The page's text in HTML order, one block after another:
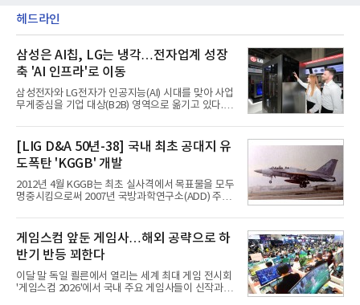
헤드라인
삼성은 AI칩, LG는 냉각…전자업계 성장
축 'AI 인프라'로 이동
삼성전자와 LG전자가 인공지능(AI) 시대를 맞아 사업
무게중심을 기업 대상(B2B) 영역으로 옮기고 있다.
접어든 가운데 삼성전자는 AI 반도체를 중심으로 데
이터센터 생태계 공략을 강화하고 LG전자는 냉각솔
루션·전장·로봇 등 기업용 솔루션 사업 확대에 속도를
내고 있다.9일 업계에 따르면 LG전자는 2분기 생활가
전과 프리미엄 제품 경쟁력에 더해 B2B 사업 확대 효
과로 수익성을 방어한 반면 삼성전자는 디바이스경험
(DX) 부문의 TV·생활가전 수익성이 악화됐다. 대신 삼
사업 확대
[LIG D&A 50년-38] 국내 최초 공대지 유
도폭탄 'KGGB' 개발
2012년 4월 KGGB는 최초 실사격에서 목표물을 모두
명중시킴으로써 2007년 국방과학연구소(ADD) 주관
체로 참여했다. 체계개발에는 총 400여억 원의 개발
비와 62개월의 기간이 소요됐다. 한국형 GPS 유도폭
탄 KGGB(Korea GPS Guided Bomb)는 국내 최초
의 공대지 유도폭탄으로 2012년에 최종 전투용 적합
판정을 받았다.우리 공군이 운용하는 모든 전투기에
탑재할 수 있는 KGGB는 일반목적폭탄(General
Purpose Bomb)에 장착하여 운용토록 개발됐다.이
게임스컴 앞둔 게임사…해외 공략으로 하
반기 반등 꾀한다
이달 말 독일 쾰른에서 열리는 세계 최대 게임 전시회
'게임스컴 2026'에서 국내 주요 게임사들이 신작과 글